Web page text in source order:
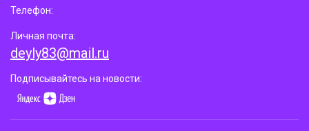
Телефон:
Личная почта:
deyly83@mail.ru
Подписывайтесь на новости: